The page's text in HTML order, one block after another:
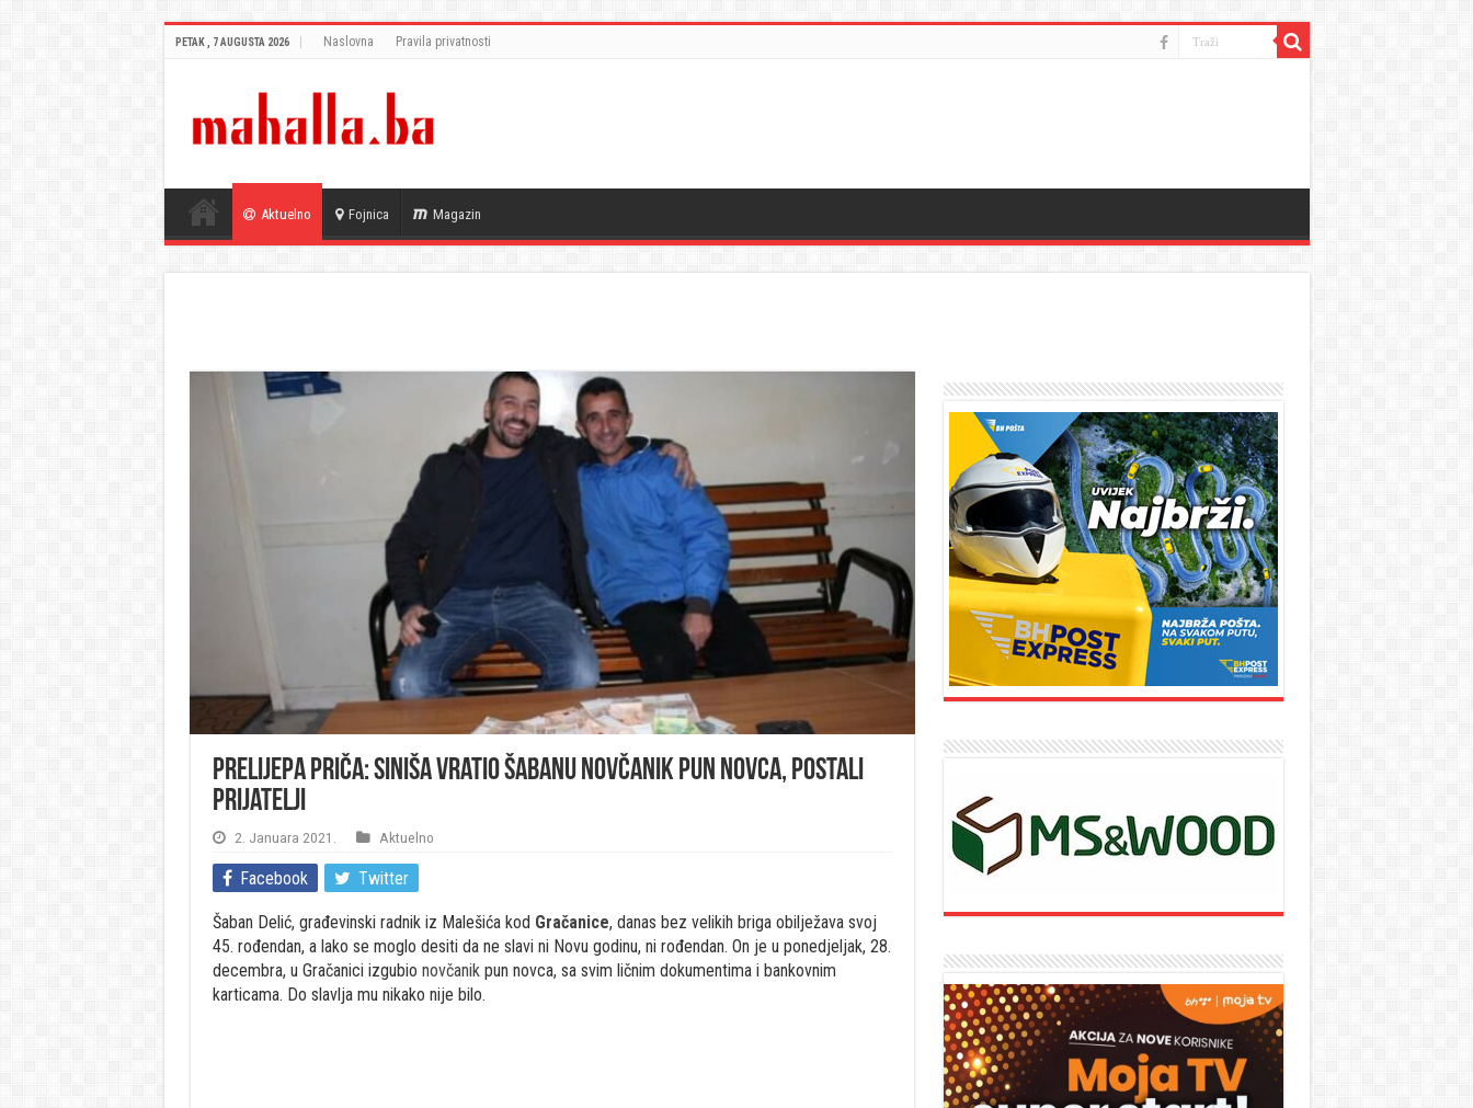
PETAK , 7 AUGUSTA 2026 Naslovna Pravila privatnosti
Aktuelno Fojnica Magazin
Prelijepa priča: Siniša vratio Šabanu novčanik pun novca, postali
prijatelji
2. Januara 2021. Aktuelno
Facebook Twitter
Šaban Delić, građevinski radnik iz Malešića kod Gračanice, danas bez velikih briga obilježava svoj
45. rođendan, a lako se moglo desiti da ne slavi ni Novu godinu, ni rođendan. On je u ponedjeljak, 28.
decembra, u Gračanici izgubio novčanik pun novca, sa svim ličnim dokumentima i bankovnim
karticama. Do slavlja mu nikako nije bilo.